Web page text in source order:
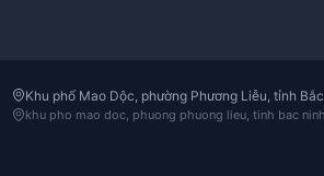
Khu phố Mao Dộc, phường Phương Liễu, tỉnh
khu pho mao doc, phuong phuong lieu, tinh bac ninh